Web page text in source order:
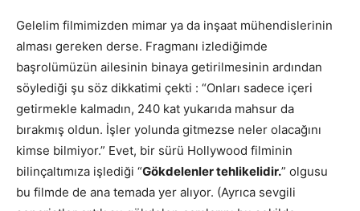
Gelelim filmimizden mimar ya da inşaat mühendislerinin
alması gereken derse. Fragmanı izlediğimde
başrolümüzün ailesinin binaya getirilmesinin ardından
söylediği şu söz dikkatimi çekti : “Onları sadece içeri
getirmekle kalmadın, 240 kat yukarıda mahsur da
bırakmış oldun. İşler yolunda gitmezse neler olacağını
kimse bilmiyor.” Evet, bir sürü Hollywood filminin
bilinçaltımıza işlediği “Gökdelenler tehlikelidir.” olgusu
bu filmde de ana temada yer alıyor. (Ayrıca sevgili